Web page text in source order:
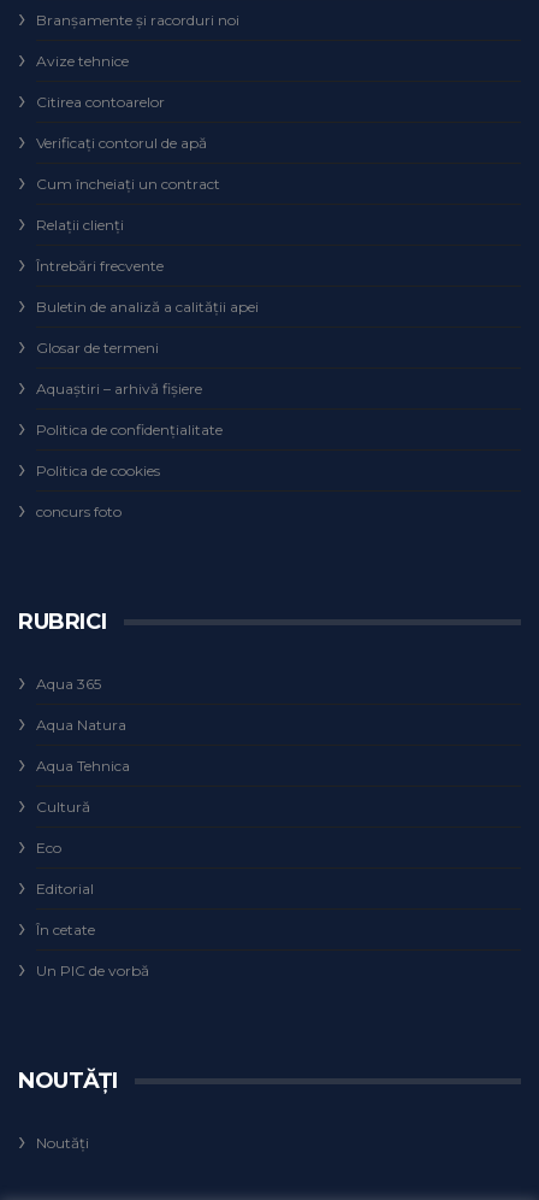
Branșamente și racorduri noi
Avize tehnice
Citirea contoarelor
Verificaţi contorul de apă
Cum încheiaţi un contract
Relaţii clienţi
Întrebări frecvente
Buletin de analiză a calităţii apei
Glosar de termeni
Aquaștiri – arhivă fișiere
Politica de confidențialitate
Politica de cookies
concurs foto
RUBRICI
Aqua 365
Aqua Natura
Aqua Tehnica
Cultură
Eco
Editorial
În cetate
Un PIC de vorbă
NOUTĂȚI
Noutăți